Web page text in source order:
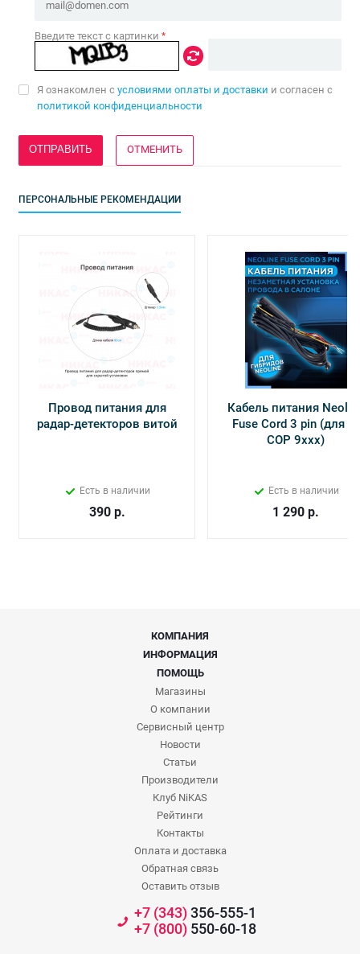
Введите текст с картинки *
Я ознакомлен с условиями оплаты и доставки и согласен с
политикой конфиденциальности
ОТМЕНИТЬ
ПЕРСОНАЛЬНЫЕ РЕКОМЕНДАЦИИ
Провод питания для
радар-детекторов витой
Есть в наличии
390р.
Кабель питания
Fuse Cord 3 pin (для Х-
СОР 9ххх)
Есть в наличии
1 290 р.
КОМПАНИЯ
ИНФОРМАЦИЯ
ПОМОЩЬ
Магазины
О компании
Сервисный центр
Новости
Статьи
Производители
Клуб NiKAS
Рейтинги
Контакты
Оплата и доставка
Обратная связь
Оставить отзыв
+7 (343)356-555-1
+7 (800)550-60-18